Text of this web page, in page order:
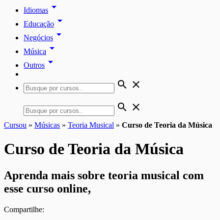
Idiomas arrow_drop_down
Educação arrow_drop_down
Negócios arrow_drop_down
Música arrow_drop_down
Outros arrow_drop_down
search close
search close
Cursou » Músicas » Teoria Musical » Curso de Teoria da Música
Curso de Teoria da Música
Aprenda mais sobre teoria musical com
esse curso online,
Compartilhe: